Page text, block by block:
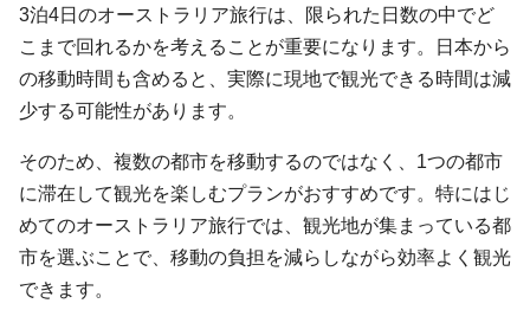
3泊4日のオーストラリア旅行は、限られた日数の中でど
こまで回れるかを考えることが重要になります。日本から
の移動時間も含めると、実際に現地で観光できる時間は減
少する可能性があります。
そのため、複数の都市を移動するのではなく、1つの都市
に滞在して観光を楽しむプランがおすすめです。特にはじ
めてのオーストラリア旅行では、観光地が集まっている都
市を選ぶことで、移動の負担を減らしながら効率よく観光
できます。